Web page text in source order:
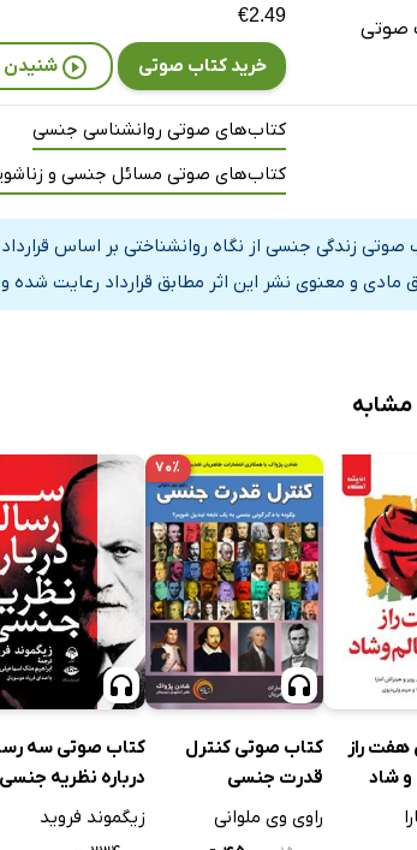
جنسی و ازدواج
و لزوم آموزش آن
جنسی
صوتی
€2.49
خرید کتاب صوتی شنیدن
کتاب‌های صوتی روانشناسی جنسی
کتاب‌های صوتی مسائل جنسی و
صوتی زندگی جنسی از نگاه روانشناختی بر اساس
مادی و معنوی نشر این اثر مطابق قرارداد رعایت
راز
و شاد
۷۰٪
کتاب صوتی کنترل
قدرت جنسی
راوی وی ملوانی
کتاب صوتی سه
درباره نظریه جنسی
زیگموند فروید